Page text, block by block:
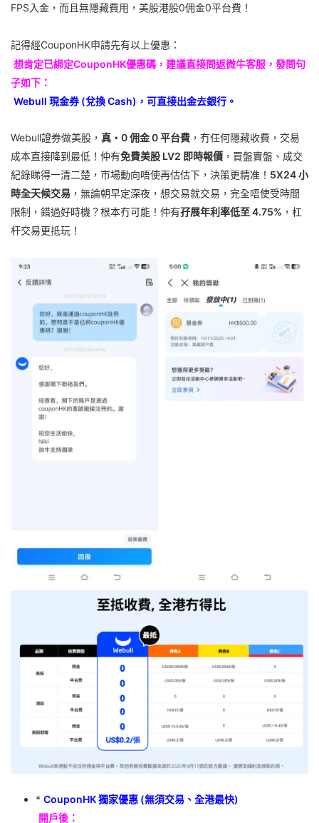
FPS入金，而且無隱藏費用，美股港股0佣金0平台費！
記得經CouponHK申請先有以上優惠：
想肯定已綁定CouponHK優惠碼，建議直接問返微牛客服，發問句
子如下：
Webull 現金券 (兌換 Cash)，可直接出金去銀行。
Webull證券做美股， 真・0 佣金 0 平台費 ，冇任何隱藏收費，交易
成本直接降到最低！仲有免費美股 LV2 即時報價 ，買盤賣盤、成交
紀錄睇得一清二楚，市場動向唔使再估估下，決策更精准！ 5X24 小
時全天候交易 ，無論朝早定深夜，想交易就交易，完全唔使受時間
限制，錯過好時機？根本冇可能！仲有孖展年利率低至 4.75% ，杠
杆交易更抵玩！
* CouponHK 獨家優惠 (無須交易、全港最快)
開戶後：